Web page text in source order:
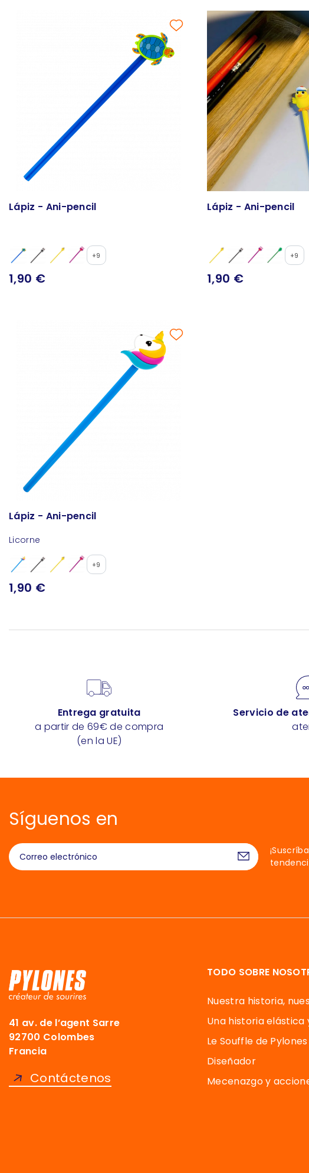
Lápiz - Ani-pencil
+9
1,90 €
Lápiz - Ani-pencil
+9
1,90 €
Lápiz - Ani-pencil
Licorne
+9
1,90 €
Entrega gratuita
a partir de 69€ de compra
(en la UE)
Servicio de
Síguenos en
41 av. de l’agent Sarre
92700 Colombes
Francia
Contáctenos
TODO SOBRE
Nuestra historia,
Una historia
Le Souffle de Pylones
Diseñador
Mecenazgo y